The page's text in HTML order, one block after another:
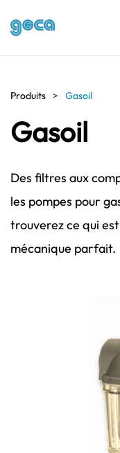
Produits Gasoil
Gasoil
Des filtres aux
les pompes pour
trouverez ce qui
mécanique parfait.